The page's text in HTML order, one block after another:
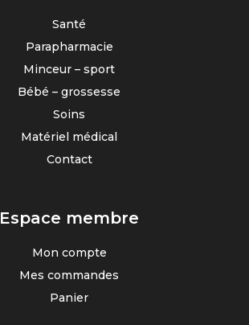
Santé
Parapharmacie
Minceur – sport
Bébé – grossesse
Soins
Matériel médical
Contact
Espace membre
Mon compte
Mes commandes
Panier